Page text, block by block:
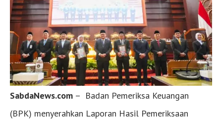
SabdaNews.com – Badan Pemeriksa Keuangan
(BPK) menyerahkan Laporan Hasil Pemeriksaan